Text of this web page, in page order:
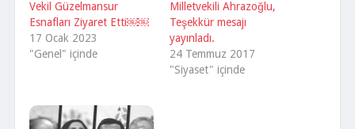
Vekil Güzelmansur
Esnafları Ziyaret Etti￼￼
17 Ocak 2023
"Genel" içinde
Milletvekili Ahrazoğlu,
Teşekkür mesajı
yayınladı.
24 Temmuz 2017
"Siyaset" içinde